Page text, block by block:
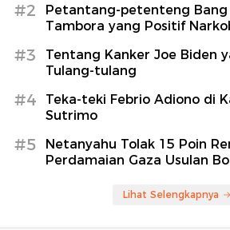
#2
Petantang-petenteng Bang
Tambora yang Positif
#3
Tentang Kanker Joe Biden
Tulang-tulang
#4
Teka-teki Febrio Adiono di
Sutrimo
#5
Netanyahu Tolak 15 Poin
Perdamaian Gaza Usulan
Lihat Selengkapnya